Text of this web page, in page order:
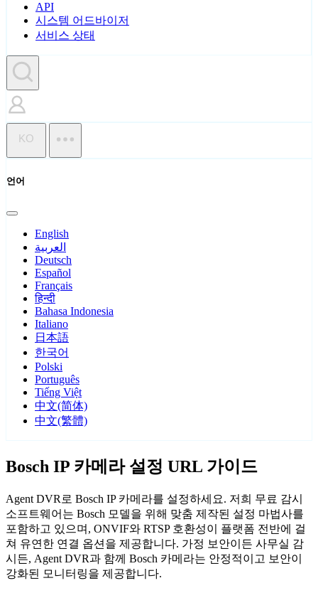
API
시스템 어드바이저
서비스 상태
KO
언어
English
العربية
Deutsch
Español
Français
हिन्दी
Bahasa Indonesia
Italiano
日本語
한국어
Polski
Português
Tiếng Việt
中文(简体)
中文(繁體)
Bosch IP 카메라 설정 URL 가이드
Agent DVR로 Bosch IP 카메라를 설정하세요. 저희 무료 감시
소프트웨어는 Bosch 모델을 위해 맞춤 제작된 설정 마법사를
포함하고 있으며, ONVIF와 RTSP 호환성이 플랫폼 전반에 걸
쳐 유연한 연결 옵션을 제공합니다. 가정 보안이든 사무실 감
시든, Agent DVR과 함께 Bosch 카메라는 안정적이고 보안이
강화된 모니터링을 제공합니다.